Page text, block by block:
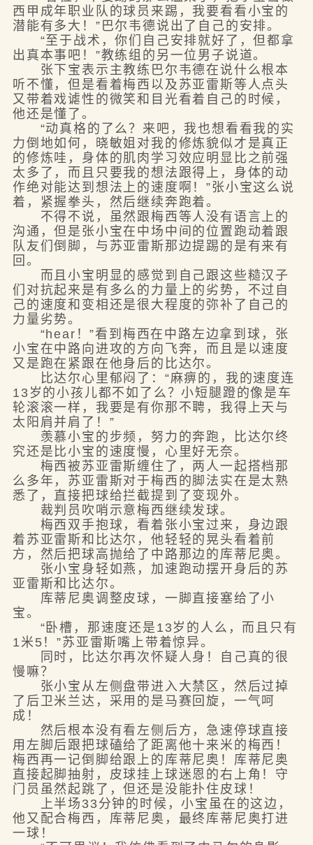
西甲成年职业队的球员来踢，我要看看小宝的
潜能有多大！”巴尔韦德说出了自己的安排。
“至于战术，你们自己安排就好了，但都拿
出真本事吧！”教练组的另一位男子说道。
张下宝表示主教练巴尔韦德在说什么根本
听不懂，但是看着梅西以及苏亚雷斯等人点头
又带着戏谑性的微笑和目光看着自己的时候，
他还是懂了。
“动真格的了么？来吧，我也想看看我的实
力倒地如何，晓敏姐对我的修炼貌似才是真正
的修炼哇，身体的肌肉学习效应明显比之前强
太多了，而且只要我的想法跟得上，身体的动
作绝对能达到想法上的速度啊！”张小宝这么说
着，紧握拳头，然后继续奔跑着。
不得不说，虽然跟梅西等人没有语言上的
沟通，但是张小宝在中场中间的位置跑动着跟
队友们倒脚，与苏亚雷斯那边提踢的是有来有
回。
而且小宝明显的感觉到自己跟这些糙汉子
们对抗起来是有多么的力量上的劣势，不过自
己的速度和变相还是很大程度的弥补了自己的
力量劣势。
“hear！”看到梅西在中路左边拿到球，张
小宝在中路向进攻的方向飞奔，而且是以速度
又是跑在紧跟在他身后的比达尔。
比达尔心里郁闷了：“麻痹的，我的速度连
13岁的小孩儿都不如了么？小短腿蹬的像是车
轮滚滚一样，我要是有你那不聘，我得上天与
太阳肩并肩了！”
羡慕小宝的步频，努力的奔跑，比达尔终
究还是比小宝的速度慢，心里好无奈。
梅西被苏亚雷斯缠住了，两人一起搭档那
么多年，苏亚雷斯对于梅西的脚法实在是太熟
悉了，直接把球给拦截提到了变现外。
裁判员吹哨示意梅西继续发球。
梅西双手抱球，看着张小宝过来，身边跟
着苏亚雷斯和比达尔，他轻轻的晃头看着前
方，然后把球高抛给了中路那边的库蒂尼奥。
张小宝身轻如燕，加速跑动摆开身后的苏
亚雷斯和比达尔。
库蒂尼奥调整皮球，一脚直接塞给了小
宝。
“卧槽，那速度还是13岁的人么，而且只有
1米5！”苏亚雷斯嘴上带着惊异。
同时，比达尔再次怀疑人身！自己真的很
慢嘛？
张小宝从左侧盘带进入大禁区，然后过掉
了后卫米兰达，采用的是马赛回旋，一气呵
成！
然后根本没有看左侧后方，急速停球直接
用左脚后跟把球磕给了距离他十来米的梅西！
梅西再一记倒脚给跟上的库蒂尼奥！库蒂尼奥
直接起脚抽射，皮球挂上球迷恩的右上角！守
门员虽然起跳了，但还是没能扑住皮球！
上半场33分钟的时候，小宝虽在的这边，
他又配合梅西，库蒂尼奥，最终库蒂尼奥打进
一球！